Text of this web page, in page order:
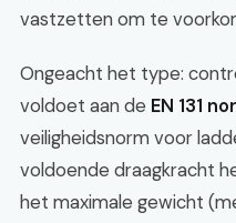
vastzetten om te
Ongeacht het type:
voldoet aan de EN 131
veiligheidsnorm voor
voldoende draagkracht
het maximale gewicht